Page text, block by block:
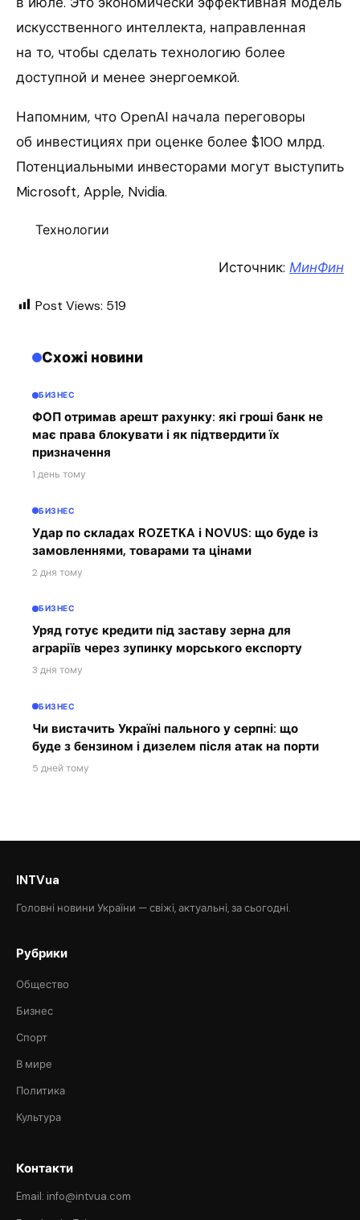
искусственного интеллекта, направленная
на то, чтобы сделать технологию более
доступной и менее энергоемкой.
Напомним, что OpenAI начала переговоры
об инвестициях при оценке более $100 млрд.
Потенциальными инвесторами могут выступить
Microsoft, Apple, Nvidia.
Технологии
Источник: МинФин
Post Views: 519
Схожі новини
БИЗНЕС
ФОП отримав арешт рахунку: які гроші банк не
має права блокувати і як підтвердити їх
призначення
1 день тому
БИЗНЕС
Удар по складах ROZETKA і NOVUS: що буде із
замовленнями, товарами та цінами
2 дня тому
БИЗНЕС
Уряд готує кредити під заставу зерна для
аграріїв через зупинку морського експорту
3 дня тому
БИЗНЕС
Чи вистачить Україні пального у серпні: що
буде з бензином і дизелем після атак на порти
5 дней тому
INTVua
Головні новини України — свіжі, актуальні, за сьогодні.
Рубрики
Общество
Бизнес
Спорт
В мире
Политика
Культура
Контакти
Email: info@intvua.com